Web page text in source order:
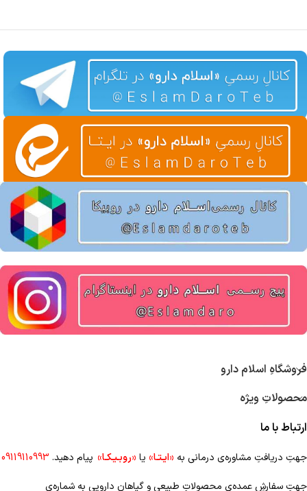
فروشگاهِ اسلام دارو
محصولاتِ ویژه
ارتباط با ما
جهتِ دریافتِ مشاوره‌ی درمانی به «ایـتـا» یا «روبـیـکـا» پیام دهید. 09119110993
جهتِ سفارشِ عمده‌‌ی محصولاتِ طبیعی و گیاهانِ دارویی به شماره‌ی